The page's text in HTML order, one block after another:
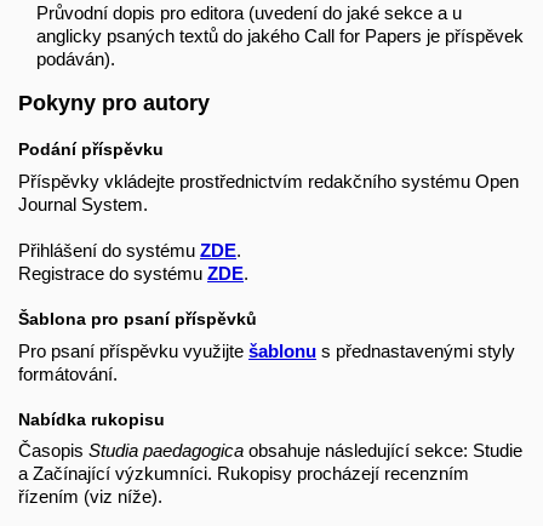
Průvodní dopis pro editora (uvedení do jaké sekce a u
anglicky psaných textů do jakého Call for Papers je příspěvek
podáván).
Pokyny pro autory
Podání příspěvku
Příspěvky vkládejte prostřednictvím redakčního systému Open
Journal System.
Přihlášení do systému ZDE.
Registrace do systému ZDE.
Šablona pro psaní příspěvků
Pro psaní příspěvku využijte šablonu s přednastavenými styly
formátování.
Nabídka rukopisu
Časopis Studia paedagogica obsahuje následující sekce: Studie
a Začínající výzkumníci. Rukopisy procházejí recenzním
řízením (viz níže).